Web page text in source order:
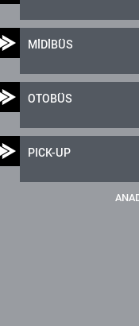
MİDİBÜS
OTOBÜS
PICK-UP